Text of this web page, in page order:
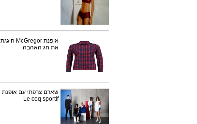
אופנת McGregor חוגגת
את חג האהבה
שארם צרפתי עם אופנת
Le coq sportif